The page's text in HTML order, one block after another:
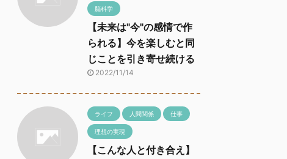
脳科学
【未来は"今"の感情で作
られる】今を楽しむと同
じことを引き寄せ続ける
2022/11/14
ライフ 人間関係 仕事
理想の実現
【こんな人と付き合え】